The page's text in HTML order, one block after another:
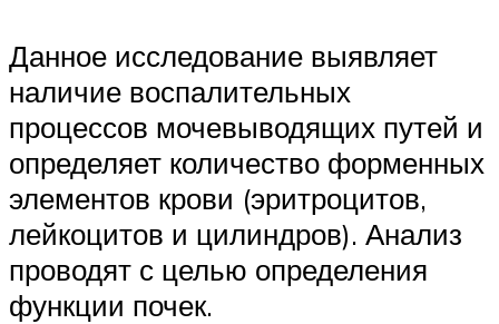
Данное исследование выявляет
наличие воспалительных
процессов мочевыводящих путей и
определяет количество форменных
элементов крови (эритроцитов,
лейкоцитов и цилиндров). Анализ
проводят с целью определения
функции почек.